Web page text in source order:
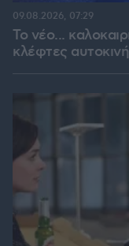
Το νέο...
κλέφτες
09.08.2026, 07:29